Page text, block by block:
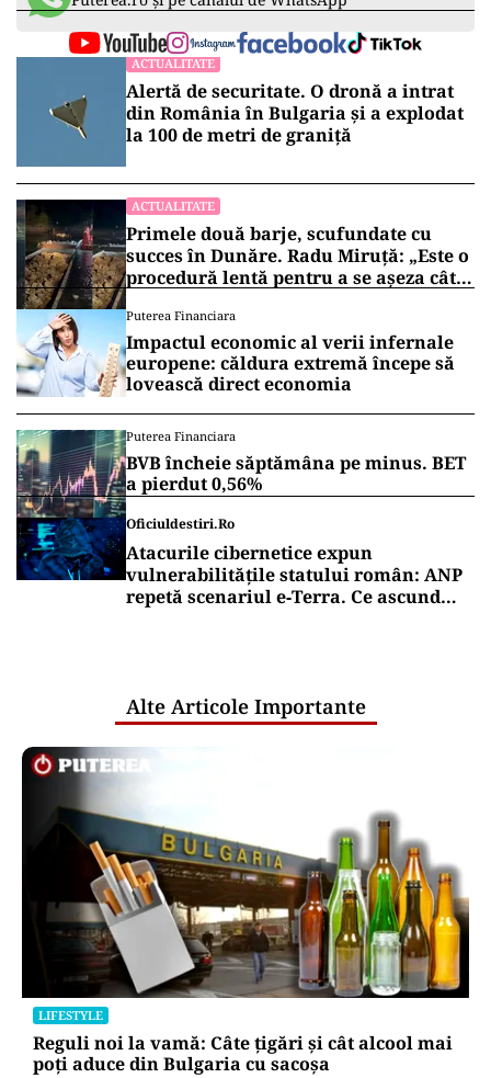
ACTUALITATE
Alertă de securitate. O dronă a intrat
din România în Bulgaria şi a explodat
la 100 de metri de graniţă
ACTUALITATE
Primele două barje, scufundate cu
succes în Dunăre. Radu Miruță: „Este o
procedură lentă pentru a se așeza cât
Puterea Financiara
Impactul economic al verii infernale
europene: căldura extremă începe să
lovească direct economia
Puterea Financiara
BVB încheie săptămâna pe minus. BET
a pierdut 0,56%
Oficiuldestiri.ro
Atacurile cibernetice expun
vulnerabilitățile statului român: ANP
repetă scenariul e‑Terra. Ce ascund
Alte Articole Importante
LIFESTYLE
Reguli noi la vamă: Câte țigări și cât alcool mai
poți aduce din Bulgaria cu sacoșa